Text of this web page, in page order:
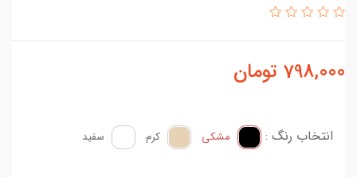
798,000 تومان
انتخاب رنگ : مشکی کرم سفید